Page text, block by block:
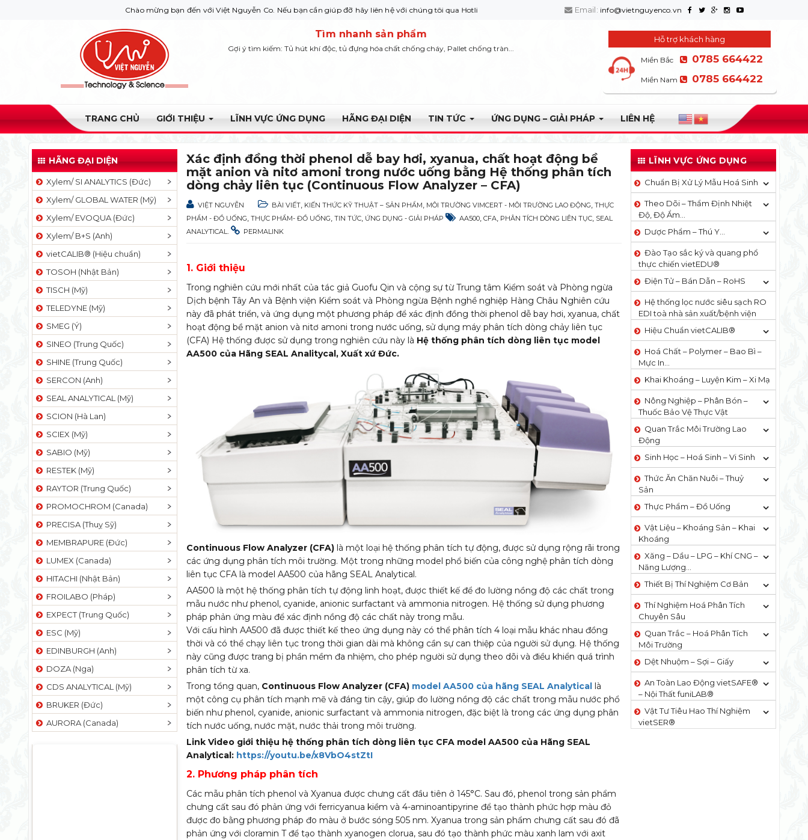
Chào mừng bạn đến với Việt Nguyễn Co. Nếu bạn cần giúp đỡ hãy liên hệ với chúng tôi qua Hotline: 0932 664422 Email: info@vietnguyenco.vn
Tìm nhanh sản phẩm
Gợi ý tìm kiếm: Tủ hút khí độc, tủ đựng hóa chất chống cháy, Pallet chống tràn...
Hỗ trợ khách hàng
Miền Bắc 0785 664422
Miền Nam 0785 664422
TRANG CHỦ GIỚI THIỆU LĨNH VỰC ỨNG DỤNG HÃNG ĐẠI DIỆN TIN TỨC ỨNG DỤNG – GIẢI PHÁP LIÊN HỆ
HÃNG ĐẠI DIỆN
Xylem/ SI ANALYTICS (Đức)
Xylem/ GLOBAL WATER (Mỹ)
Xylem/ EVOQUA (Đức)
Xylem/ B+S (Anh)
vietCALIB® (Hiệu chuẩn)
TOSOH (Nhật Bản)
TISCH (Mỹ)
TELEDYNE (Mỹ)
SMEG (Ý)
SINEO (Trung Quốc)
SHINE (Trung Quốc)
SERCON (Anh)
SEAL ANALYTICAL (Mỹ)
SCION (Hà Lan)
SCIEX (Mỹ)
SABIO (Mỹ)
RESTEK (Mỹ)
RAYTOR (Trung Quốc)
PROMOCHROM (Canada)
PRECISA (Thuỵ Sỹ)
MEMBRAPURE (Đức)
LUMEX (Canada)
HITACHI (Nhật Bản)
FROILABO (Pháp)
EXPECT (Trung Quốc)
ESC (Mỹ)
EDINBURGH (Anh)
DOZA (Nga)
CDS ANALYTICAL (Mỹ)
BRUKER (Đức)
AURORA (Canada)
Xác định đồng thời phenol dễ bay hơi, xyanua, chất hoạt động bề
mặt anion và nitơ amoni trong nước uống bằng Hệ thống phân tích
dòng chảy liên tục (Continuous Flow Analyzer – CFA)
VIỆT NGUYỄN BÀI VIẾT KIẾN THỨC KỸ THUẬT – SẢN PHẨM MÔI TRƯỜNG VIMCERT - MÔI TRƯỜNG LAO ĐỘNG ,THỰC
PHẨM - ĐỒ UỐNG ,THỰC PHẨM- ĐỒ UỐNG ,TIN TỨC ỨNG DỤNG - GIẢI PHÁP AA500 ,CFA PHÂN TÍCH DÒNG LIÊN TỤC SEAL
ANALYTICAL . PERMALINK
1. Giới thiệu
Trong nghiên cứu mới nhất của tác giả Guofu Qin và cộng sự từ Trung tâm Kiểm soát và Phòng ngừa
Dịch bệnh Tây An và Bệnh viện Kiểm soát và Phòng ngừa Bệnh nghề nghiệp Hàng Châu Nghiên cứu
này đã phát triển, và ứng dụng một phương pháp để xác định đồng thời phenol dễ bay hơi, xyanua, chất
hoạt động bề mặt anion và nitơ amoni trong nước uống, sử dụng máy phân tích dòng chảy liên tục
(CFA) Hệ thống được sử dụng trong nghiên cứu này là Hệ thống phân tích dòng liên tục model
AA500 của Hãng SEAL Analitycal, Xuất xứ Đức.
Continuous Flow Analyzer (CFA) là một loại hệ thống phân tích tự động, được sử dụng rộng rãi trong
các ứng dụng phân tích môi trường. Một trong những model phổ biến của công nghệ phân tích dòng
liên tục CFA là model AA500 của hãng SEAL Analytical.
AA500 là một hệ thống phân tích tự động linh hoạt, được thiết kế để đo lường nồng độ các chất trong
mẫu nước như phenol, cyanide, anionic surfactant và ammonia nitrogen. Hệ thống sử dụng phương
pháp phản ứng màu để xác định nồng độ các chất này trong mẫu.
Với cấu hình AA500 đã được thiết kế theo ứng dụng này có thể phân tích 4 loại mẫu khác nhau đồng
thời và có thể chạy liên tục trong thời gian dài mà không cần sự can thiệp của người sử dụng. Hệ thống
này cũng được trang bị phần mềm đa nhiệm, cho phép người sử dụng theo dõi và điều khiển quá trình
phân tích từ xa.
Trong tổng quan, Continuous Flow Analyzer (CFA) model AA500 của hãng SEAL Analytical
là
một công cụ phân tích mạnh mẽ và đáng tin cậy, giúp đo lường nồng độ các chất trong mẫu nước phổ
biến như phenol, cyanide, anionic surfactant và ammonia nitrogen, đặc biệt là trong các ứng dụng phân
tích nước uống, nước mặt, nước thải trong môi trường.
Link Video giới thiệu hệ thống phân tích dòng liên tục CFA model AA500 của Hãng SEAL
Analytical: https://youtu.be/x8VbO4stZtI
2. Phương pháp phân tích
Các mẫu phân tích phenol và Xyanua được chưng cất đầu tiên ở 145°C. Sau đó, phenol trong sản phẩm
chưng cất sau đó phản ứng với ferricyanua kiềm và 4-aminoantipyrine để tạo thành phức hợp màu đỏ
được đo bằng phương pháp đo màu ở bước sóng 505 nm. Xyanua trong sản phẩm chưng cất sau đó đã
phản ứng với cloramin T để tạo thành xyanogen clorua, sau đó tạo thành phức màu xanh lam với axit
LĨNH VỰC ỨNG DỤNG
Chuẩn Bị Xử Lý Mẫu Hoá Sinh
Theo Dõi – Thẩm Định Nhiệt
Độ, Độ Ẩm…
Dược Phẩm – Thú Y…
Đào Tạo sắc ký và quang phổ
thực chiến vietEDU®
Điện Tử – Bán Dẫn – RoHS
Hệ thống lọc nước siêu sạch RO
EDI​​ toà nhà sản xuất/bệnh viện
Hiệu Chuẩn vietCALIB®
Hoá Chất – Polymer – Bao Bì –
Mực In…
Khai Khoáng – Luyện Kim – Xi Mạ
Nông Nghiệp – Phân Bón –
Thuốc Bảo Vệ Thực Vật
Quan Trắc Môi Trường Lao
Động
Sinh Học – Hoá Sinh – Vi Sinh
Thức Ăn Chăn Nuôi – Thuỷ
Sản
Thực Phẩm – Đồ Uống
Vật Liệu – Khoáng Sản – Khai
Khoáng
Xăng – Dầu – LPG – Khí CNG –
Năng Lượng…
Thiết Bị Thí Nghiệm Cơ Bản
Thí Nghiệm Hoá Phân Tích
Chuyên Sâu
Quan Trắc – Hoá Phân Tích
Môi Trường
Dệt Nhuộm – Sợi – Giấy
An Toàn Lao Động vietSAFE®
– Nội Thất funiLAB®
Vật Tư Tiêu Hao Thí Nghiệm
vietSER®